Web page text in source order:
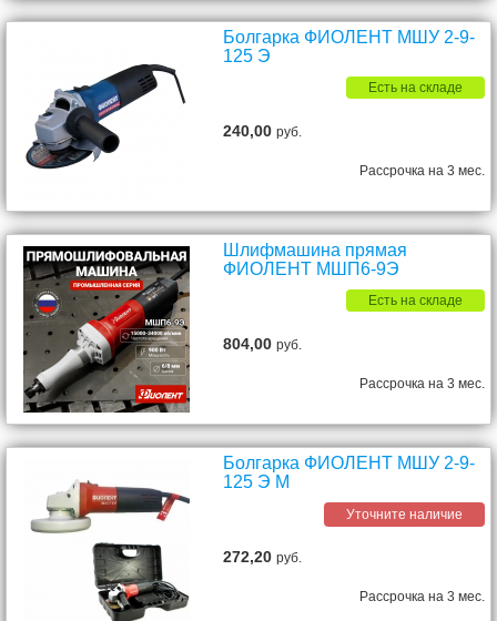
Болгарка ФИОЛЕНТ МШУ 2-9-
125 Э
Есть на складе
240,00руб.
Рассрочка на 3 мес.
Шлифмашина прямая
ФИОЛЕНТ МШП6-9Э
Есть на складе
804,00руб.
Рассрочка на 3 мес.
Болгарка ФИОЛЕНТ МШУ 2-9-
125 Э М
Уточните наличие
272,20руб.
Рассрочка на 3 мес.